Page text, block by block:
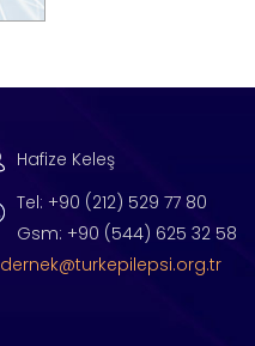
Hafize Keleş
Tel: +90 (212) 529 77 80
Gsm: +90 (544) 625 32 58
dernek@turkepilepsi.org.tr